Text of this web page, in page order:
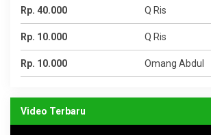
Rp. 40.000 Q Ris
Rp. 10.000 Q Ris
Rp. 10.000 Omang Abdul
Video Terbaru